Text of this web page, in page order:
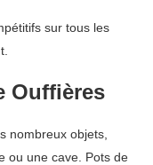
sur tous les
Ouffières
nombreux objets,
ou une cave. Pots de